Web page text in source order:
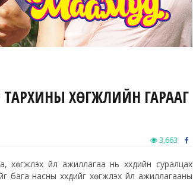
ТАРХИНЫ ХӨГЖЛИЙН ГАРААГ
3,663
үйл ажиллагаа нь хүүхдийн суралцах
насны хүүхдийг хөгжүүлэх үйл ажиллагааны